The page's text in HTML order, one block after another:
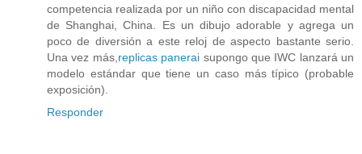
competencia realizada por un niño con discapacidad mental
de Shanghai, China. Es un dibujo adorable y agrega un
poco de diversión a este reloj de aspecto bastante serio.
Una vez más, replicas panerai supongo que IWC lanzará un
modelo estándar que tiene un caso más típico (probable
exposición).
Responder